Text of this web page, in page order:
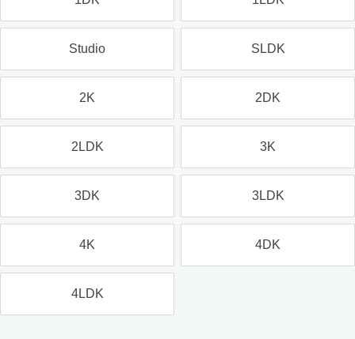
Studio SLDK
2K 2DK
2LDK 3K
3DK 3LDK
4K 4DK
4LDK